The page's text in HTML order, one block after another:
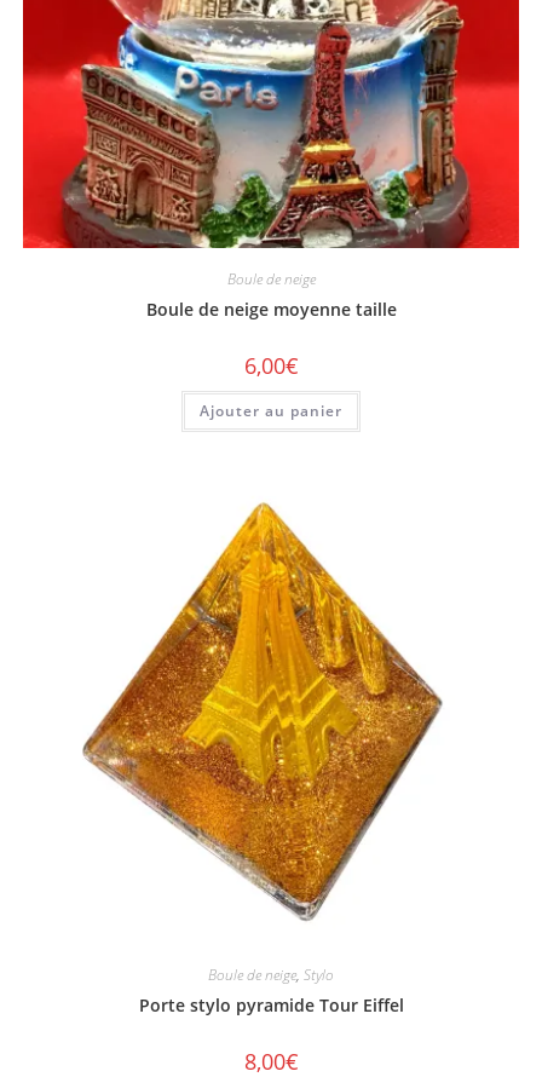
Boule de neige
Boule de neige moyenne taille
6,00€
Ajouter au panier
Boule de neige, Stylo
Porte stylo pyramide Tour Eiffel
8,00€